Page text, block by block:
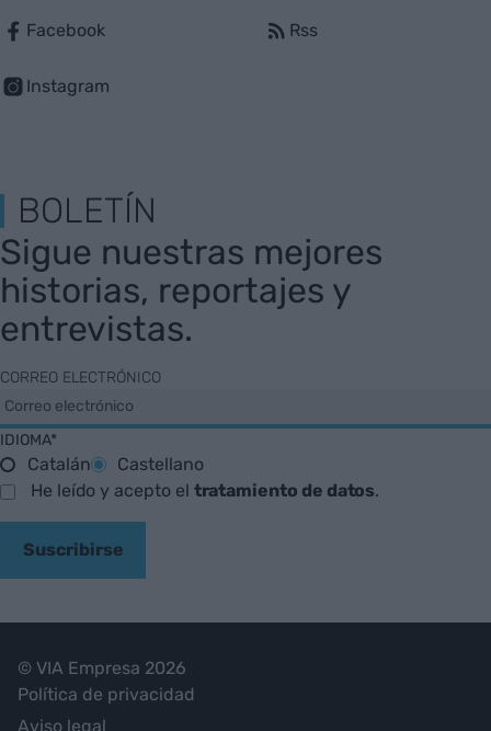
Facebook
Instagram
Rss
BOLETÍN
Sigue nuestras mejores
historias, reportajes y
entrevistas.
CORREO ELECTRÓNICO
IDIOMA*
Catalán
Castellano
He leído y acepto el tratamiento de datos.
Suscribirse
© VIA Empresa 2026
Política de privacidad
Aviso legal